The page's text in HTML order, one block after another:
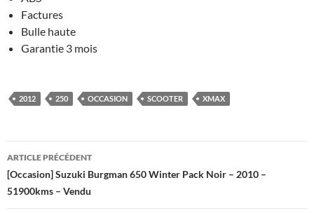
Factures
Bulle haute
Garantie 3 mois
2012 250 OCCASION SCOOTER XMAX
Navigation
des
articles
ARTICLE PRÉCÉDENT
[Occasion] Suzuki Burgman 650 Winter Pack Noir – 2010 –
51900kms – Vendu